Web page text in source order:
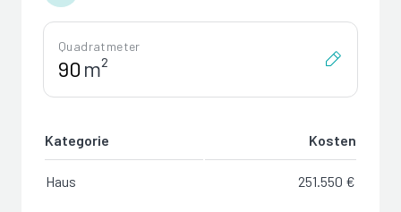
Quadratmeter
m²
Kategorie Kosten
Haus 251.550 €